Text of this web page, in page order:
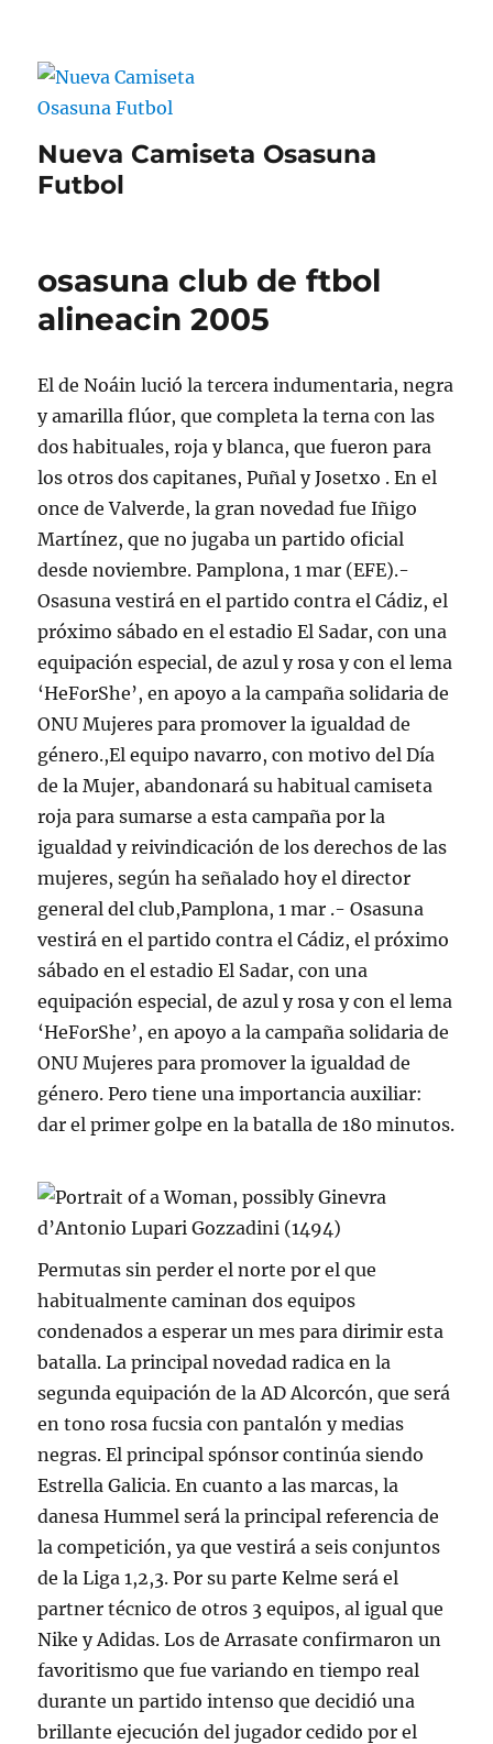
Nueva Camiseta Osasuna
Futbol
osasuna club de ftbol
alineacin 2005
El de Noáin lució la tercera indumentaria, negra
y amarilla flúor, que completa la terna con las
dos habituales, roja y blanca, que fueron para
los otros dos capitanes, Puñal y Josetxo . En el
once de Valverde, la gran novedad fue Iñigo
Martínez, que no jugaba un partido oficial
desde noviembre. Pamplona, 1 mar (EFE).-
Osasuna vestirá en el partido contra el Cádiz, el
próximo sábado en el estadio El Sadar, con una
equipación especial, de azul y rosa y con el lema
‘HeForShe’, en apoyo a la campaña solidaria de
ONU Mujeres para promover la igualdad de
género.,El equipo navarro, con motivo del Día
de la Mujer, abandonará su habitual camiseta
roja para sumarse a esta campaña por la
igualdad y reivindicación de los derechos de las
mujeres, según ha señalado hoy el director
general del club,Pamplona, 1 mar .- Osasuna
vestirá en el partido contra el Cádiz, el próximo
sábado en el estadio El Sadar, con una
equipación especial, de azul y rosa y con el lema
‘HeForShe’, en apoyo a la campaña solidaria de
ONU Mujeres para promover la igualdad de
género. Pero tiene una importancia auxiliar:
dar el primer golpe en la batalla de 180 minutos.
Permutas sin perder el norte por el que
habitualmente caminan dos equipos
condenados a esperar un mes para dirimir esta
batalla. La principal novedad radica en la
segunda equipación de la AD Alcorcón, que será
en tono rosa fucsia con pantalón y medias
negras. El principal spónsor continúa siendo
Estrella Galicia. En cuanto a las marcas, la
danesa Hummel será la principal referencia de
la competición, ya que vestirá a seis conjuntos
de la Liga 1,2,3. Por su parte Kelme será el
partner técnico de otros 3 equipos, al igual que
Nike y Adidas. Los de Arrasate confirmaron un
favoritismo que fue variando en tiempo real
durante un partido intenso que decidió una
brillante ejecución del jugador cedido por el